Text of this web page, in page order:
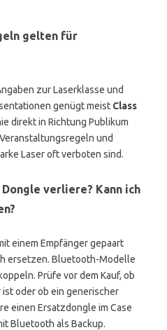
gelten für
zur Laserklasse und
genügt meist Class
direkt in Richtung Publikum
und
Laser oft verboten sind.
verliere? Kann ich
einem Empfänger gepaart
ersetzen. Bluetooth-Modelle
Prüfe vor dem Kauf, ob
oder ob ein generischer
einen Ersatzdongle im Case
Bluetooth als Backup.